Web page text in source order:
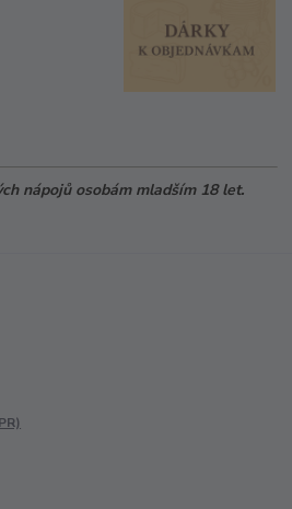
nápojů osobám mladším 18 let.